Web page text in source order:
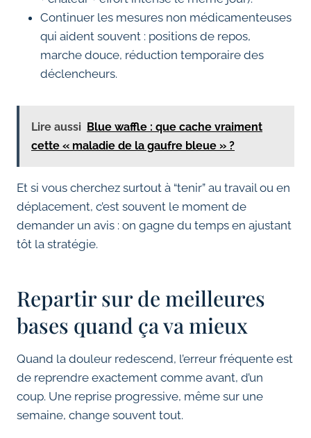
Continuer les mesures non médicamenteuses
qui aident souvent : positions de repos,
marche douce, réduction temporaire des
déclencheurs.
Lire aussi Blue waffle : que cache vraiment
cette « maladie de la gaufre bleue » ?
Et si vous cherchez surtout à “tenir” au travail ou en
déplacement, c’est souvent le moment de
demander un avis : on gagne du temps en ajustant
tôt la stratégie.
Repartir sur de meilleures
bases quand ça va mieux
Quand la douleur redescend, l’erreur fréquente est
de reprendre exactement comme avant, d’un
coup. Une reprise progressive, même sur une
semaine, change souvent tout.